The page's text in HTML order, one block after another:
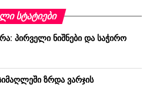
ᲡᲢᲐᲢᲘᲔᲑᲘ
პირველი ნიშნები და საჭირო
ზრდა ვარჯის